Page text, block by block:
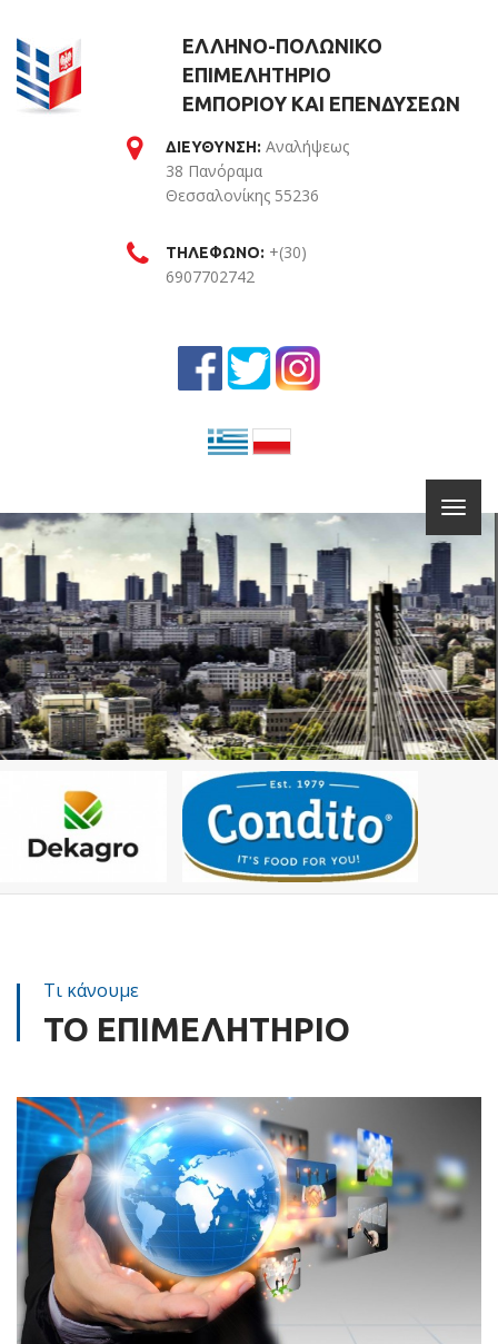
ΕΛΛΗΝΟ-ΠΟΛΩΝΙΚΟ
ΕΠΙΜΕΛΗΤΗΡΙΟ
ΕΜΠΟΡΙΟΥ ΚΑΙ ΕΠΕΝΔΥΣΕΩΝ
ΔΙΕΥΘΥΝΣΗ: Αναλήψεως
38 Πανόραμα
Θεσσαλονίκης 55236
ΤΗΛΕΦΩΝΟ: +(30)
6907702742
Τι κάνουμε
ΤΟ ΕΠΙΜΕΛΗΤΗΡΙΟ